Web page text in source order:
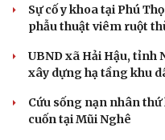
Cải chính
Sự cố y khoa tại Phú
phẫu thuật viêm ruột
UBND xã Hải Hậu, tỉnh
xây dựng hạ tầng khu
Cứu sống nạn nhân
cuốn tại Mũi Nghê